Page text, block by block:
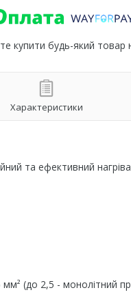
купити будь-який
Характеристики
та ефективний
мм² (до 2,5 - монолітний